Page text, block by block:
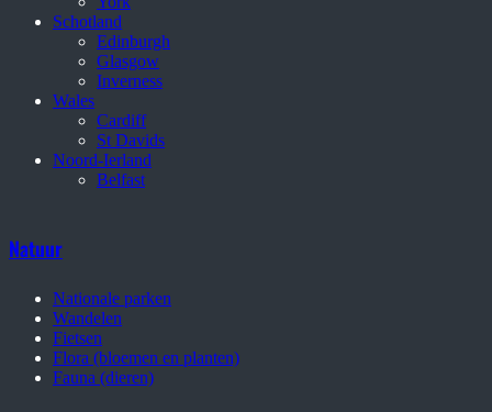
Schotland
Edinburgh
Glasgow
Inverness
Wales
Cardiff
St Davids
Noord-Ierland
Belfast
Natuur
Nationale parken
Wandelen
Fietsen
Flora (bloemen en planten)
Fauna (dieren)